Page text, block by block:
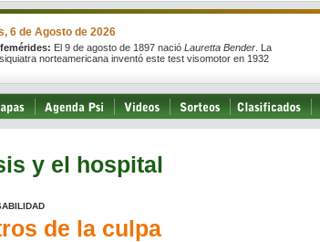
6 de Agosto de 2026
El 9 de agosto de 1897 nació Lauretta Bender . La
norteamericana inventó este test visomotor en 1932
y el hospital
de la culpa